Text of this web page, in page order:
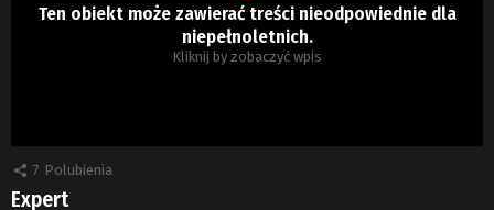
Ten obiekt może zawierać treści nieodpowiednie dla
niepełnoletnich.
Kliknij by zobaczyć wpis
7 Polubienia
Expert